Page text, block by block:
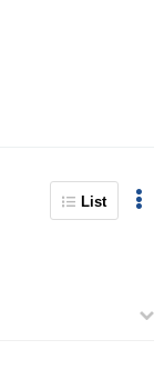
List